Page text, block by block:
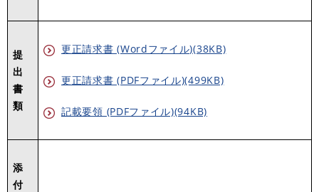
提
出
書
類
更正請求書 (Wordファイル)(38KB)
更正請求書 (PDFファイル)(499KB)
記載要領 (PDFファイル)(94KB)
添
付